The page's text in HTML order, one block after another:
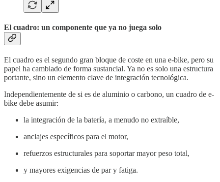
El cuadro: un componente que ya no juega solo
El cuadro es el segundo gran bloque de coste en una e-bike, pero su
papel ha cambiado de forma sustancial. Ya no es solo una estructura
portante, sino un elemento clave de integración tecnológica.
Independientemente de si es de aluminio o carbono, un cuadro de e-
bike debe asumir:
la integración de la batería, a menudo no extraíble,
anclajes específicos para el motor,
refuerzos estructurales para soportar mayor peso total,
y mayores exigencias de par y fatiga.